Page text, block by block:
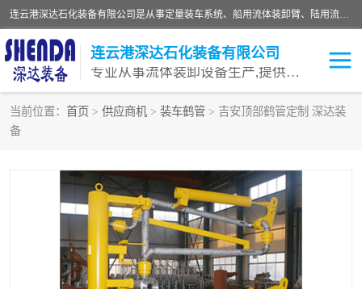
连云港深达石化装备有限公司是从事定量装车系统、船用流体装卸臂、陆用流体装卸臂（鹤管）、活动梯、钢构平台等全系列流体装卸设备的设计、制造、销售以及服务的专业供应商。公司始终以客户为中心，密切跟踪国内外油气储运及装卸设备先进技术的发展，以先进的技术、优质的产品、一流的服务，满足客户需求。
连云港深达石化装备有限公司
专业从事流体装卸设备生产,提供全面解决方案，生产与定制服务
当前位置： 首页 > 供应商机 > 装车鹤管 > 吉安顶部鹤管定制 深达装
备
卸车鹤管 LNG鹤管
液氨装鹤管 潜油泵鹤管
流体装卸臂 输油臂